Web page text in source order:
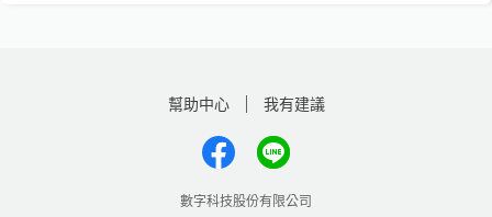
幫助中心 我有建議
數字科技股份有限公司